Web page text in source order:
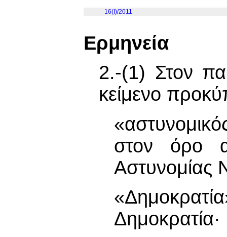
16(I)/2011
Ερμηνεία
2.-(1) Στον
κείμενο
στον όρο
Αστυνομίας
Δημοκρατία·